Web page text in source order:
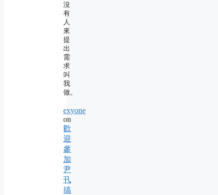
沒
有
人
來
提
出
需
求
叫
我
做。
exyone
on
歡
迎
參
加
尹
卂
搞